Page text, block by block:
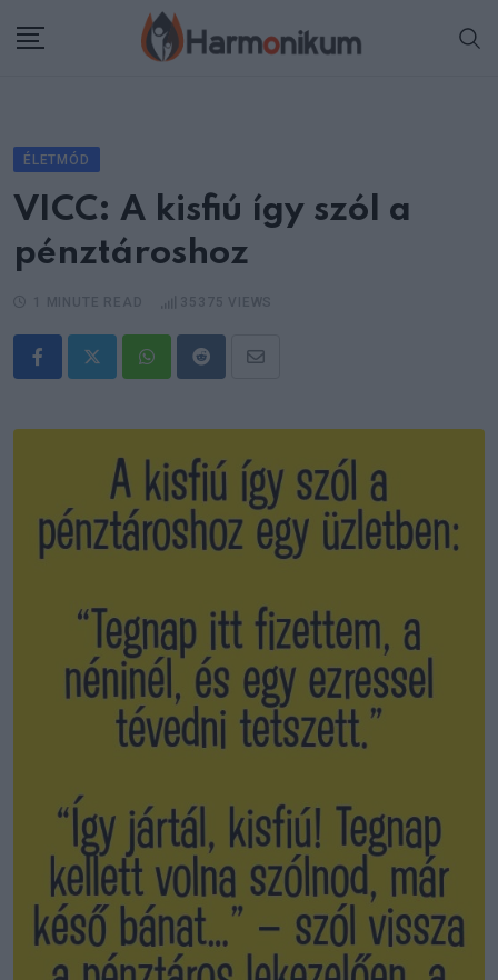
ÉLETMÓD
VICC: A kisfiú így szól a
pénztároshoz
WhatsappRedditShare
Email